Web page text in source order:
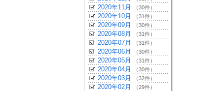
2020年11月 （30件）
2020年10月 （31件）
2020年09月 （30件）
2020年08月 （31件）
2020年07月 （31件）
2020年06月 （30件）
2020年05月 （31件）
2020年04月 （30件）
2020年03月 （32件）
2020年02月 （29件）